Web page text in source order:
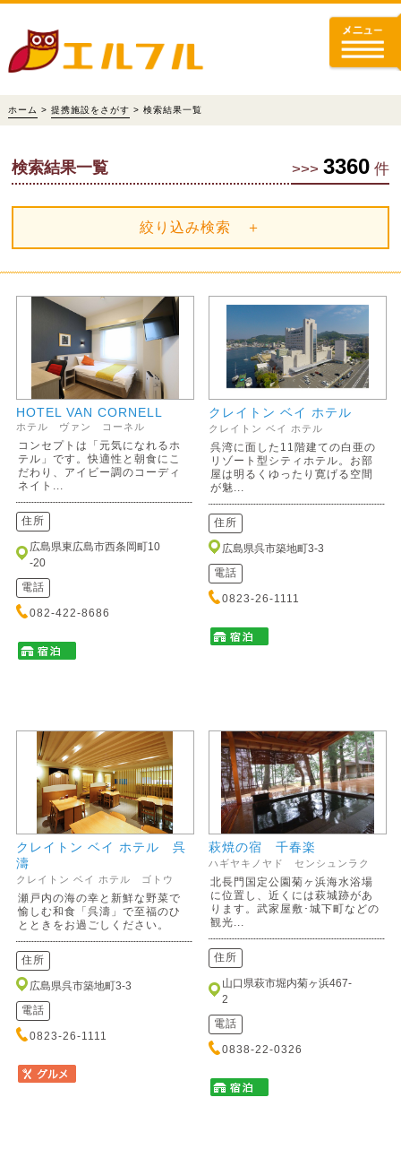
ホーム > 提携施設をさがす > 検索結果一覧
>>> 3360 件
検索結果一覧
絞り込み検索 ＋
HOTEL VAN CORNELL
ホテル ヴァン コーネル
コンセプトは「元気になれるホ
テル」です。快適性と朝食にこ
だわり、アイビー調のコーディ
ネイト...
住所
広島県東広島市西条岡町10
-20
電話
082-422-8686
クレイトン ベイ ホテル
クレイトン ベイ ホテル
呉湾に面した11階建ての白亜の
リゾート型シティホテル。お部
屋は明るくゆったり寛げる空間
が魅...
住所
広島県呉市築地町3-3
電話
0823-26-1111
クレイトン ベイ ホテル 呉
濤
クレイトン ベイ ホテル ゴトウ
瀬戸内の海の幸と新鮮な野菜で
愉しむ和食「呉濤」で至福のひ
とときをお過ごしください。
住所
広島県呉市築地町3-3
電話
0823-26-1111
萩焼の宿 千春楽
ハギヤキノヤド センシュンラク
北長門国定公園菊ヶ浜海水浴場
に位置し、近くには萩城跡があ
ります。武家屋敷･城下町などの
観光...
住所
山口県萩市堀内菊ヶ浜467-
2
電話
0838-22-0326